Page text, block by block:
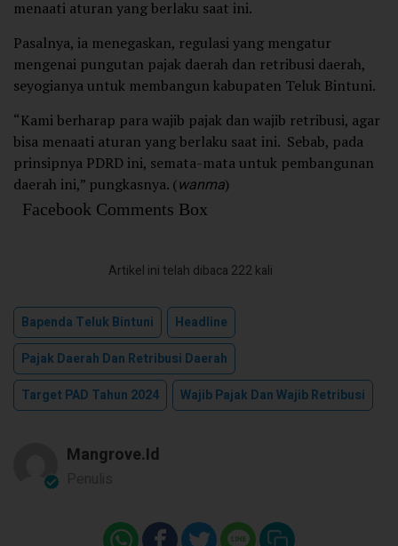
menaati aturan yang berlaku saat ini.
Pasalnya, ia menegaskan, regulasi yang mengatur
mengenai pungutan pajak daerah dan retribusi daerah,
seyogianya untuk membangun kabupaten Teluk Bintuni.
“Kami berharap para wajib pajak dan wajib retribusi, agar
bisa menaati aturan yang berlaku saat ini. Sebab, pada
prinsipnya PDRD ini, semata-mata untuk pembangunan
daerah ini,” pungkasnya. (wanma)
Facebook Comments Box
Artikel ini telah dibaca 222 kali
Bapenda Teluk Bintuni
Headline
Pajak Daerah Dan Retribusi Daerah
Target PAD Tahun 2024
Wajib Pajak Dan Wajib Retribusi
Mangrove.id